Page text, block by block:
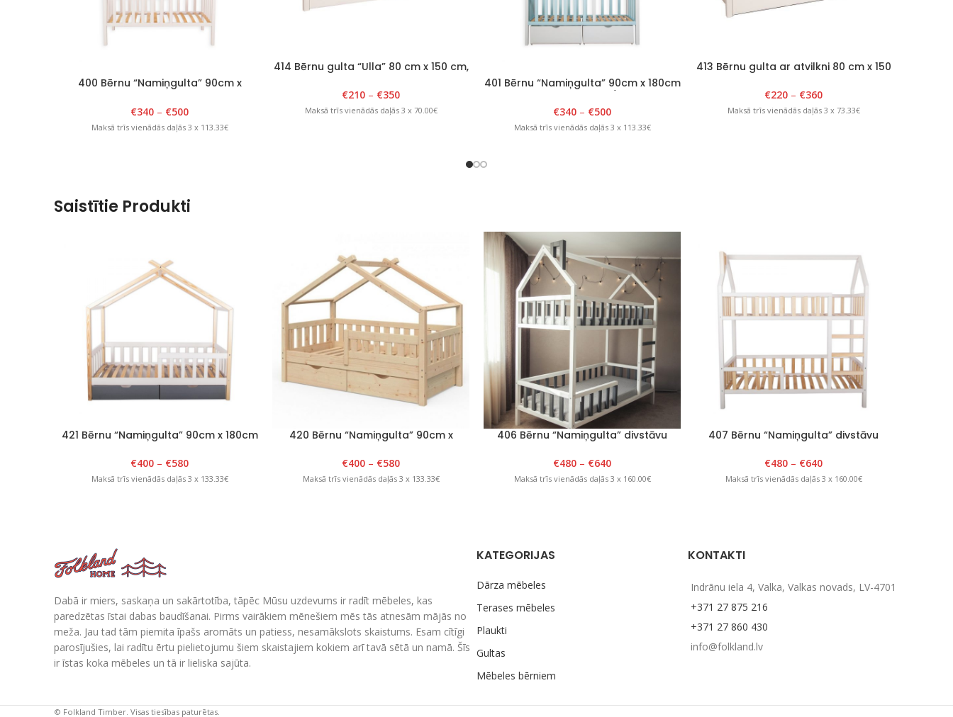
400 Bērnu “Namiņgulta” 90cm x
€340 – €500
Maksā trīs vienādās daļās 3 x 113.33€
414 Bērnu gulta “Ulla” 80 cm x 150 cm,
€210 – €350
Maksā trīs vienādās daļās 3 x 70.00€
401 Bērnu “Namiņgulta” 90cm x 180cm
€340 – €500
Maksā trīs vienādās daļās 3 x 113.33€
413 Bērnu gulta ar atvilkni 80 cm x 150
€220 – €360
Maksā trīs vienādās daļās 3 x 73.33€
Saistītie Produkti
421 Bērnu “Namiņgulta” 90cm x 180cm
€400 – €580
Maksā trīs vienādās daļās 3 x 133.33€
420 Bērnu “Namiņgulta” 90cm x
€400 – €580
Maksā trīs vienādās daļās 3 x 133.33€
406 Bērnu “Namiņgulta” divstāvu
€480 – €640
Maksā trīs vienādās daļās 3 x 160.00€
407 Bērnu “Namiņgulta” divstāvu
€480 – €640
Maksā trīs vienādās daļās 3 x 160.00€
Dabā ir miers, saskaņa un sakārtotība, tāpēc Mūsu uzdevums ir radīt mēbeles, kas
paredzētas īstai dabas baudīšanai. Pirms vairākiem mēnešiem mēs tās atnesām mājās no
meža. Jau tad tām piemita īpašs aromāts un patiess, nesamākslots skaistums. Esam cītīgi
parosījušies, lai radītu ērtu pielietojumu šiem skaistajiem kokiem arī tavā sētā un namā. Šīs
ir īstas koka mēbeles un tā ir lieliska sajūta.
KATEGORIJAS
Dārza mēbeles
Terases mēbeles
Plaukti
Gultas
Mēbeles bērniem
KONTAKTI
Indrānu iela 4, Valka, Valkas novads, LV-4701
+371 27 875 216
+371 27 860 430
info@folkland.lv
© Folkland Timber. Visas tiesības paturētas.